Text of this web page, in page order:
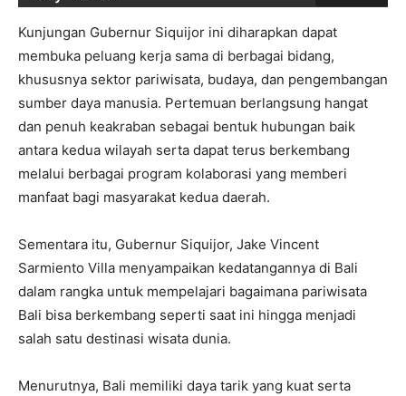
Kunjungan Gubernur Siquijor ini diharapkan dapat
membuka peluang kerja sama di berbagai bidang,
khususnya sektor pariwisata, budaya, dan pengembangan
sumber daya manusia. Pertemuan berlangsung hangat
dan penuh keakraban sebagai bentuk hubungan baik
antara kedua wilayah serta dapat terus berkembang
melalui berbagai program kolaborasi yang memberi
manfaat bagi masyarakat kedua daerah.
Sementara itu, Gubernur Siquijor, Jake Vincent
Sarmiento Villa menyampaikan kedatangannya di Bali
dalam rangka untuk mempelajari bagaimana pariwisata
Bali bisa berkembang seperti saat ini hingga menjadi
salah satu destinasi wisata dunia.
Menurutnya, Bali memiliki daya tarik yang kuat serta